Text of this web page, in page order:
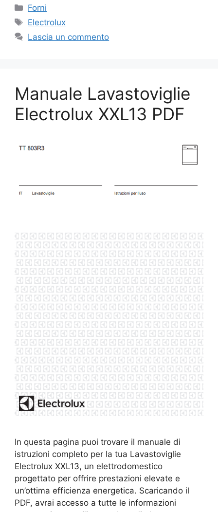
Categorie
Forni
Tag
Electrolux
Lascia un commento
Manuale Lavastoviglie
Electrolux XXL13 PDF
In questa pagina puoi trovare il manuale di
istruzioni completo per la tua Lavastoviglie
Electrolux XXL13, un elettrodomestico
progettato per offrire prestazioni elevate e
un’ottima efficienza energetica. Scaricando il
PDF, avrai accesso a tutte le informazioni